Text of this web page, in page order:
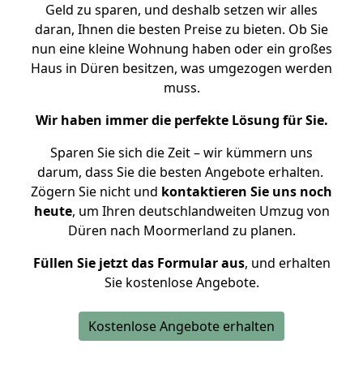
Geld zu sparen, und deshalb setzen wir alles
daran, Ihnen die besten Preise zu bieten. Ob Sie
nun eine kleine Wohnung haben oder ein großes
Haus in Düren besitzen, was umgezogen werden
muss.
Wir haben immer die perfekte Lösung für Sie.
Sparen Sie sich die Zeit – wir kümmern uns
darum, dass Sie die besten Angebote erhalten.
Zögern Sie nicht und kontaktieren Sie uns noch
heute, um Ihren deutschlandweiten Umzug von
Düren nach Moormerland zu planen.
Füllen Sie jetzt das Formular aus, und erhalten
Sie kostenlose Angebote.
Kostenlose Angebote erhalten